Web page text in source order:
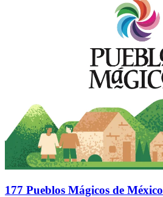
177 Pueblos Mágicos de México